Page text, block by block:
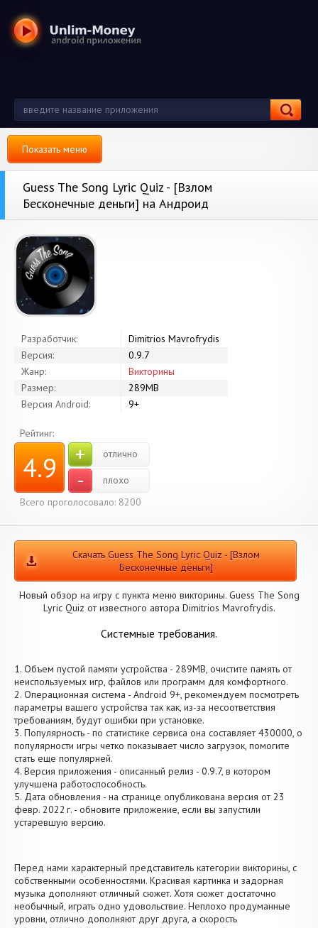
Показать меню
Guess The Song Lyric Quiz - [Взлом
Бесконечные деньги] на Андроид
Разработчик:
Dimitrios Mavrofrydis
Версия:
0.9.7
Жанр:
Викторины
Размер:
289MB
Версия Android:
9+
Рейтинг:
4.9 + отлично
-
плохо
Всего проголосовало: 8200
Скачать Guess The Song Lyric Quiz - [Взлом
Бесконечные деньги]
Новый обзор на игру с пункта меню викторины. Guess The Song
Lyric Quiz от известного автора Dimitrios Mavrofrydis.
Системные требования.
1. Объем пустой памяти устройства - 289MB, очистите память от
неиспользуемых игр, файлов или программ для комфортного.
2. Операционная система - Android 9+, рекомендуем посмотреть
параметры вашего устройства так как, из-за несоответствия
требованиям, будут ошибки при установке.
3. Популярность - по статистике сервиса она составляет 430000, о
популярности игры четко показывает число загрузок, помогите
стать еще популярней.
4. Версия приложения - описанный релиз - 0.9.7, в котором
улучшена работоспособность.
5. Дата обновления - на странице опубликована версия от 23
февр. 2022 г. - обновите приложение, если вы запустили
устаревшую версию.
Перед нами характерный представитель категории викторины, с
собственными особенностями. Красивая картинка и задорная
музыка дополняют отличный сюжет. Хотя сюжет достаточно
необычный, играть одно удовольствие. Неплохо продуманные
уровни, отлично дополняют друг друга, а скорость